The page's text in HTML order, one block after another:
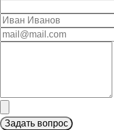
Задать вопрос